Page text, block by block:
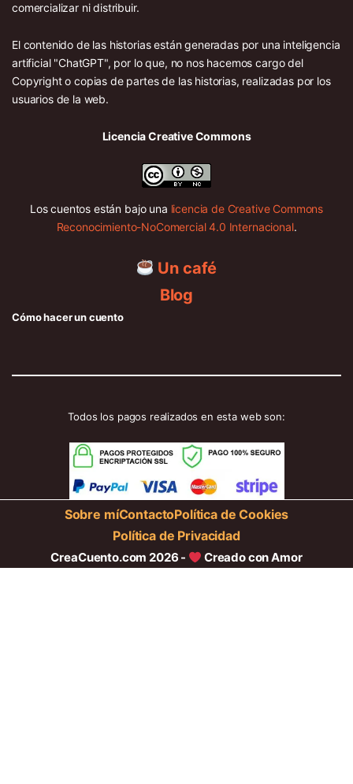
comercializar ni distribuir.
El contenido de las historias están generadas por una inteligencia
artificial "ChatGPT", por lo que, no nos hacemos cargo del
Copyright o copias de partes de las historias, realizadas por los
usuarios de la web.
Licencia Creative Commons
Los cuentos están bajo una licencia de Creative Commons
Reconocimiento-NoComercial 4.0 Internacional.
Un café
Blog
Cómo hacer un cuento
Todos los pagos realizados en esta web son:
Sobre míContactoPolítica de Cookies
Política de Privacidad
CreaCuento.com 2026 - Creado con Amor